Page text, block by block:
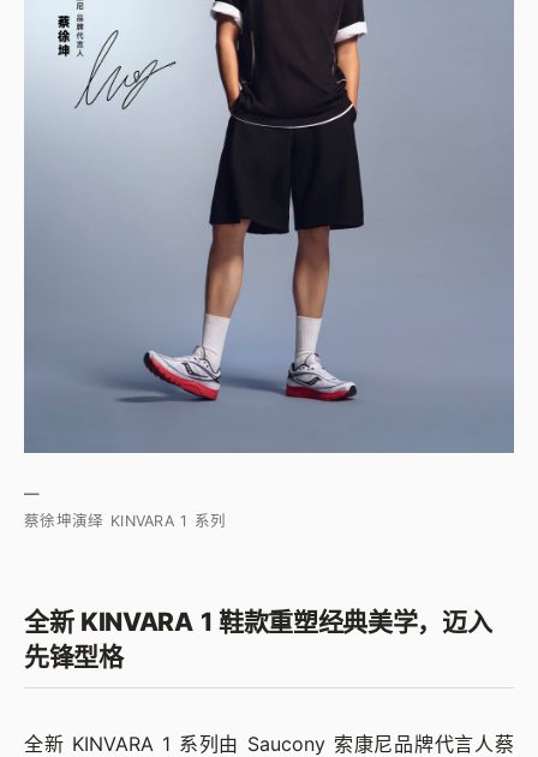
—
蔡徐坤演绎 KINVARA 1 系列
全新 KINVARA 1 鞋款重塑经典美学，迈入
先锋型格
全新 KINVARA 1 系列由 Saucony 索康尼品牌代言人蔡